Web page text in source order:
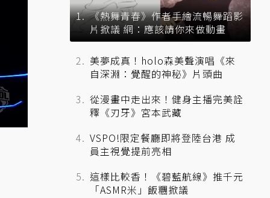
《熱舞青春》作者手繪流暢舞蹈影
片掀議 網：應該請你來做動畫
美夢成真！holo森美聲演唱《來
自深淵：覺醒的神秘》片頭曲
從漫畫中走出來！健身主播完美詮
釋《刃牙》宮本武藏
VSPO!限定餐廳即將登陸台港 成
員主視覺提前亮相
這樣比較香！《碧藍航線》推千元
「ASMR米」飯糰掀議